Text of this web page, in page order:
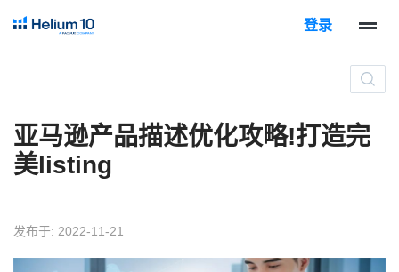
登录
亚马逊产品描述优化攻略!打造完
美listing
发布于: 2022-11-21